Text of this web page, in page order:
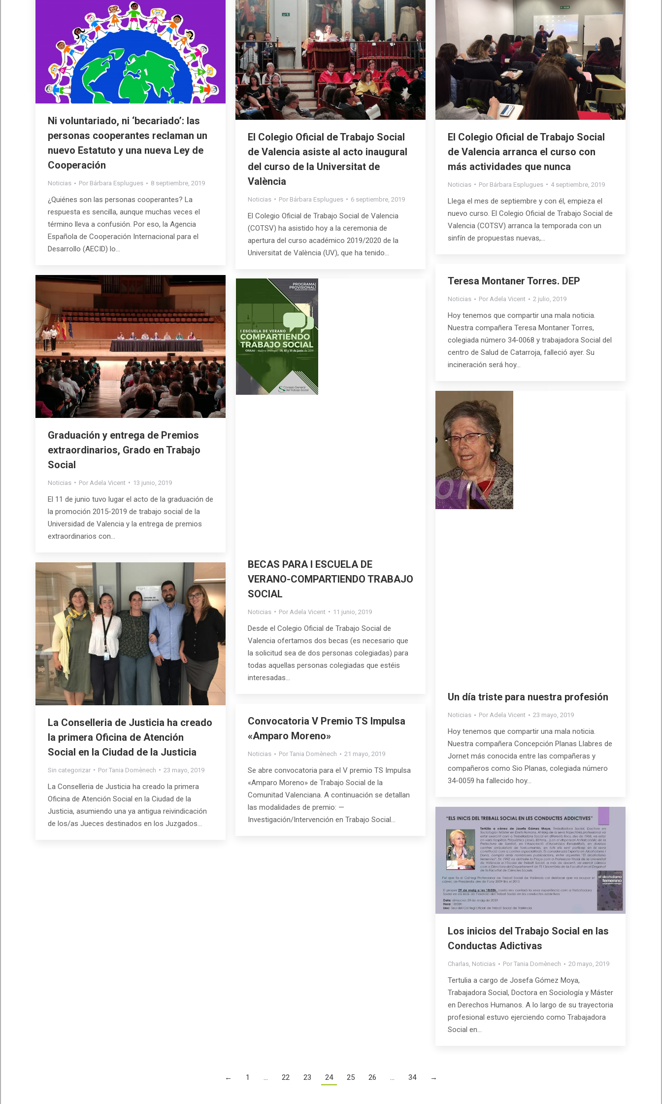
Ni voluntariado, ni ‘becariado’: las
personas cooperantes reclaman un
nuevo Estatuto y una nueva Ley de
Cooperación
Noticias Por Bárbara Esplugues 8 septiembre, 2019
¿Quiénes son las personas cooperantes? La
respuesta es sencilla, aunque muchas veces el
término lleva a confusión. Por eso, la Agencia
Española de Cooperación Internacional para el
Desarrollo (AECID) lo…
El Colegio Oficial de Trabajo Social
de Valencia asiste al acto inaugural
del curso de la Universitat de
València
Noticias Por Bárbara Esplugues 6 septiembre, 2019
El Colegio Oficial de Trabajo Social de Valencia
(COTSV) ha asistido hoy a la ceremonia de
apertura del curso académico 2019/2020 de la
Universitat de València (UV), que ha tenido…
El Colegio Oficial de Trabajo Social
de Valencia arranca el curso con
más actividades que nunca
Noticias Por Bárbara Esplugues 4 septiembre, 2019
Llega el mes de septiembre y con él, empieza el
nuevo curso. El Colegio Oficial de Trabajo Social de
Valencia (COTSV) arranca la temporada con un
sinfín de propuestas nuevas,…
Teresa Montaner Torres. DEP
Noticias Por Adela Vicent 2 julio, 2019
Hoy tenemos que compartir una mala noticia.
Nuestra compañera Teresa Montaner Torres,
colegiada número 34-0068 y trabajadora Social del
centro de Salud de Catarroja, falleció ayer. Su
incineración será hoy…
Graduación y entrega de Premios
extraordinarios, Grado en Trabajo
Social
Noticias Por Adela Vicent 13 junio, 2019
El 11 de junio tuvo lugar el acto de la graduación de
la promoción 2015-2019 de trabajo social de la
Universidad de Valencia y la entrega de premios
extraordinarios con…
BECAS PARA I ESCUELA DE
VERANO-COMPARTIENDO TRABAJO
SOCIAL
Noticias Por Adela Vicent 11 junio, 2019
Desde el Colegio Oficial de Trabajo Social de
Valencia ofertamos dos becas (es necesario que
la solicitud sea de dos personas colegiadas) para
todas aquellas personas colegiadas que estéis
interesadas…
Un día triste para nuestra profesión
Noticias Por Adela Vicent 23 mayo, 2019
Hoy tenemos que compartir una mala noticia.
Nuestra compañera Concepción Planas Llabres de
Jornet más conocida entre las compañeras y
compañeros como Sio Planas, colegiada número
34-0059 ha fallecido hoy…
La Conselleria de Justicia ha creado
la primera Oficina de Atención
Social en la Ciudad de la Justicia
Sin categorizar Por Tania Domènech 23 mayo, 2019
La Conselleria de Justicia ha creado la primera
Oficina de Atención Social en la Ciudad de la
Justicia, asumiendo una ya antigua reivindicación
de los/as Jueces destinados en los Juzgados…
Convocatoria V Premio TS Impulsa
«Amparo Moreno»
Noticias Por Tania Domènech 21 mayo, 2019
Se abre convocatoria para el V premio TS Impulsa
«Amparo Moreno» de Trabajo Social de la
Comunitad Valenciana. A continuación se detallan
las modalidades de premio: —
Investigación/Intervención en Trabajo Social…
Los inicios del Trabajo Social en las
Conductas Adictivas
Charlas, Noticias Por Tania Domènech 20 mayo, 2019
Tertulia a cargo de Josefa Gómez Moya,
Trabajadora Social, Doctora en Sociología y Máster
en Derechos Humanos. A lo largo de su trayectoria
profesional estuvo ejerciendo como Trabajadora
Social en…
← 1 … 22 23 24 25 26 … 34 →